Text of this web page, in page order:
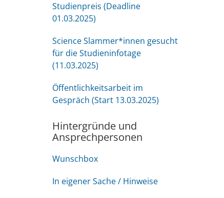
Studienpreis (Deadline
01.03.2025)
Science Slammer*innen gesucht
für die Studieninfotage
(11.03.2025)
Öffentlichkeitsarbeit im
Gespräch (Start 13.03.2025)
Hintergründe und
Ansprechpersonen
Wunschbox
In eigener Sache / Hinweise